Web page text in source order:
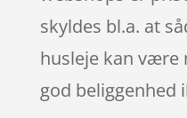
skyldes bl.a. at
husleje kan være
god beliggenhed